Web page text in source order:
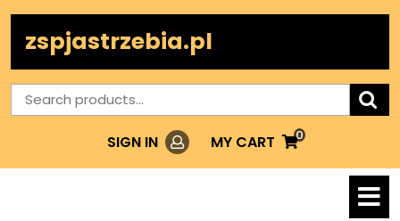
contentzspjastrzebia.pl
Search
for:
SIGN IN LoginMY CART
MY
0